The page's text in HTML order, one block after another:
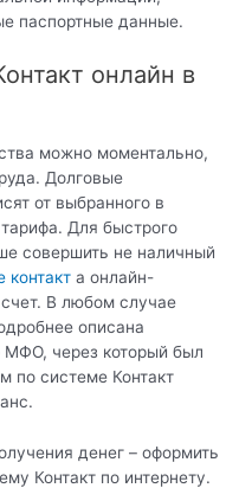
паспортные данные.
онлайн в
можно моментально,
Долговые
от выбранного в
Для быстрого
совершить не наличный
контакт а онлайн-
В любом случае
описана
МФО, через который был
по системе Контакт
денег – оформить
Контакт по интернету.